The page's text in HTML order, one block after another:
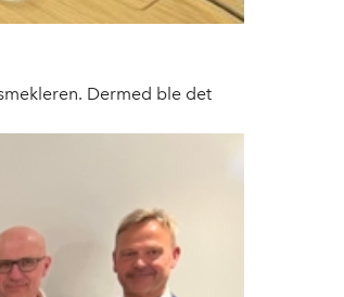
Dermed ble det